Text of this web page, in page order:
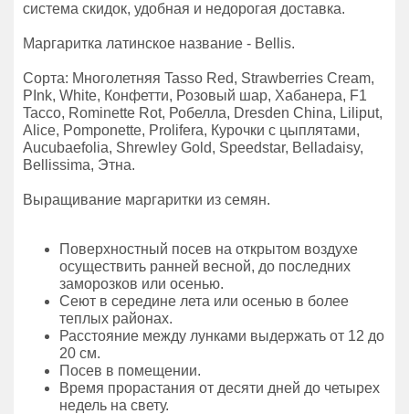
система скидок, удобная и недорогая доставка.
Маргаритка латинское название - Bellis.
Сорта: Многолетняя Tasso Red, Strawberries Cream,
PInk, White, Конфетти, Розовый шар, Хабанера, F1
Tacco, Rominette Rot, Робелла, Dresden China, Liliput,
Alice, Pomponette, Prolifera, Курочки с цыплятами,
Aucubaefolia, Shrewley Gold, Speedstar, Belladaisy,
Bellissima, Этна.
Выращивание маргаритки из семян.
Поверхностный посев на открытом воздухе
осуществить ранней весной, до последних
заморозков или осенью.
Сеют в середине лета или осенью в более
теплых районах.
Расстояние между лунками выдержать от 12 до
20 см.
Посев в помещении.
Время прорастания от десяти дней до четырех
недель на свету.